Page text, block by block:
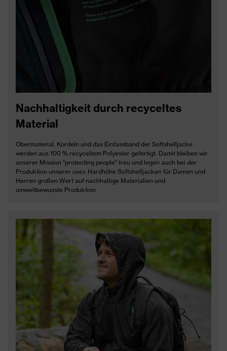
Nachhaltigkeit durch recyceltes
Material
Obermaterial, Kordeln und das Einfassband der Softshelljacke
werden aus 100 % recyceltem Polyester gefertigt. Damit bleiben wir
unserer Mission "protecting people" treu und legen auch bei der
Produktion unserer uvex Hardhöhe Softshelljacken für Damen und
Herren großen Wert auf nachhaltige Materialien und
umweltbewusste Produktion.